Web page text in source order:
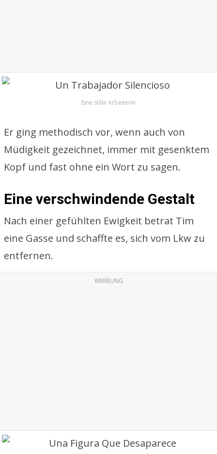
Eine stille Arbeiterin
Er ging methodisch vor, wenn auch von
Müdigkeit gezeichnet, immer mit gesenktem
Kopf und fast ohne ein Wort zu sagen.
Eine verschwindende Gestalt
Nach einer gefühlten Ewigkeit betrat Tim
eine Gasse und schaffte es, sich vom Lkw zu
entfernen.
WERBUNG